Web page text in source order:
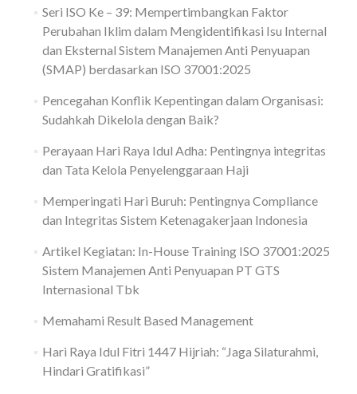
Seri ISO Ke – 39: Mempertimbangkan Faktor
Perubahan Iklim dalam Mengidentifikasi Isu Internal
dan Eksternal Sistem Manajemen Anti Penyuapan
(SMAP) berdasarkan ISO 37001:2025
Pencegahan Konflik Kepentingan dalam Organisasi:
Sudahkah Dikelola dengan Baik?
Perayaan Hari Raya Idul Adha: Pentingnya integritas
dan Tata Kelola Penyelenggaraan Haji
Memperingati Hari Buruh: Pentingnya Compliance
dan Integritas Sistem Ketenagakerjaan Indonesia
Artikel Kegiatan: In-House Training ISO 37001:2025
Sistem Manajemen Anti Penyuapan PT GTS
Internasional Tbk
Memahami Result Based Management
Hari Raya Idul Fitri 1447 Hijriah: “Jaga Silaturahmi,
Hindari Gratifikasi”